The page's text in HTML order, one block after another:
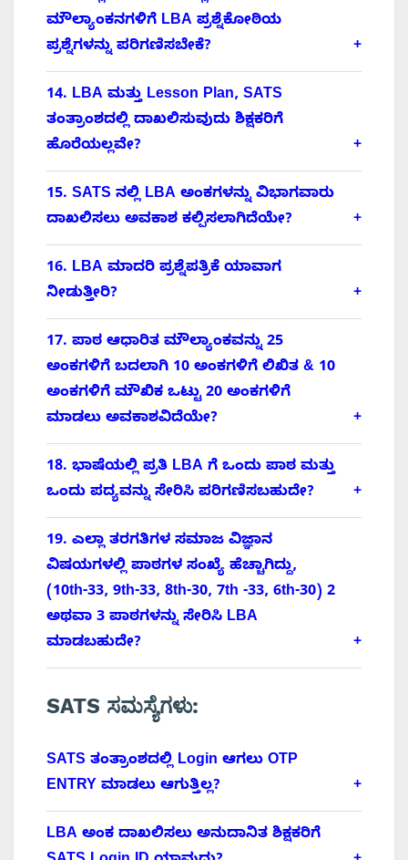
ಮೌಲ್ಯಾಂಕನಗಳಿಗೆ LBA ಪ್ರಶ್ನೆಕೋಠಿಯ
ಪ್ರಶ್ನೆಗಳನ್ನು ಪರಿಗಣಿಸಬೇಕೆ?
14. LBA ಮತ್ತು Lesson Plan, SATS
ತಂತ್ರಾಂಶದಲ್ಲಿ ದಾಖಲಿಸುವುದು ಶಿಕ್ಷಕರಿಗೆ
ಹೊರೆಯಲ್ಲವೇ?
15. SATS ನಲ್ಲಿ LBA ಅಂಕಗಳನ್ನು ವಿಭಾಗವಾರು
ದಾಖಲಿಸಲು ಅವಕಾಶ ಕಲ್ಪಿಸಲಾಗಿದೆಯೇ?
16. LBA ಮಾದರಿ ಪ್ರಶ್ನೆಪತ್ರಿಕೆ ಯಾವಾಗ
ನೀಡುತ್ತೀರಿ?
17. ಪಾಠ ಆಧಾರಿತ ಮೌಲ್ಯಾಂಕವನ್ನು 25
ಅಂಕಗಳಿಗೆ ಬದಲಾಗಿ 10 ಅಂಕಗಳಿಗೆ ಲಿಖಿತ & 10
ಅಂಕಗಳಿಗೆ ಮೌಖಿಕ ಒಟ್ಟು 20 ಅಂಕಗಳಿಗೆ
ಮಾಡಲು ಅವಕಾಶವಿದೆಯೇ?
18. ಭಾಷೆಯಲ್ಲಿ ಪ್ರತಿ LBA ಗೆ ಒಂದು ಪಾಠ ಮತ್ತು
ಒಂದು ಪದ್ಯವನ್ನು ಸೇರಿಸಿ ಪರಿಗಣಿಸಬಹುದೇ?
19. ಎಲ್ಲಾ ತರಗತಿಗಳ ಸಮಾಜ ವಿಜ್ಞಾನ
ವಿಷಯಗಳಲ್ಲಿ ಪಾಠಗಳ ಸಂಖ್ಯೆ ಹೆಚ್ಚಾಗಿದ್ದು,
(10th-33, 9th-33, 8th-30, 7th -33, 6th-30) 2
ಅಥವಾ 3 ಪಾಠಗಳನ್ನು ಸೇರಿಸಿ LBA
ಮಾಡಬಹುದೇ?
SATS ಸಮಸ್ಯೆಗಳು:
SATS ತಂತ್ರಾಂಶದಲ್ಲಿ Login ಆಗಲು OTP
ENTRY ಮಾಡಲು ಆಗುತ್ತಿಲ್ಲ?
LBA ಅಂಕ ದಾಖಲಿಸಲು ಅನುದಾನಿತ ಶಿಕ್ಷಕರಿಗೆ